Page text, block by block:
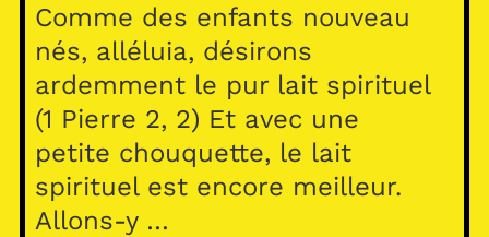
Comme des enfants nouveau
nés, alléluia, désirons
ardemment le pur lait spirituel
(1 Pierre 2, 2) Et avec une
petite chouquette, le lait
spirituel est encore meilleur.
Allons-y …